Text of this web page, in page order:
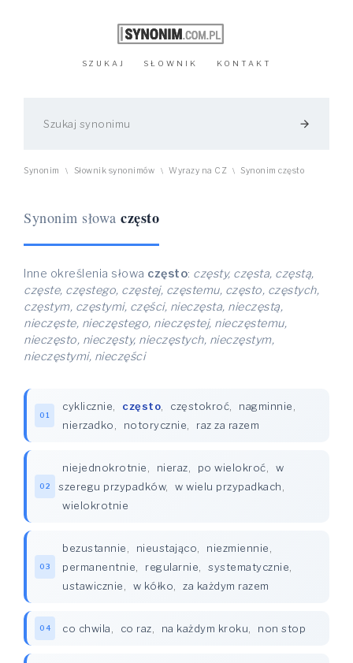
SZUKAJ SŁOWNIK KONTAKT
arrow_forward
Synonim \ Słownik synonimów \ Wyrazy na CZ \ Synonim często
Synonim słowa często
Inne określenia słowa często: częsty, częsta, częstą,
częste, częstego, częstej, częstemu, często, częstych,
częstym, częstymi, części, nieczęsta, nieczęstą,
nieczęste, nieczęstego, nieczęstej, nieczęstemu,
nieczęsto, nieczęsty, nieczęstych, nieczęstym,
nieczęstymi, nieczęści
01
cyklicznie często częstokroć nagminnie
nierzadko
notorycznie raz za razem
02
niejednokrotnie nieraz po wielokroć
w
szeregu przypadków, w wielu przypadkach
wielokrotnie
03
bezustannie nieustająco niezmiennie
permanentnie
regularnie systematycznie
ustawicznie
w kółko za każdym razem
04 co chwila co raz na każdym kroku non stop